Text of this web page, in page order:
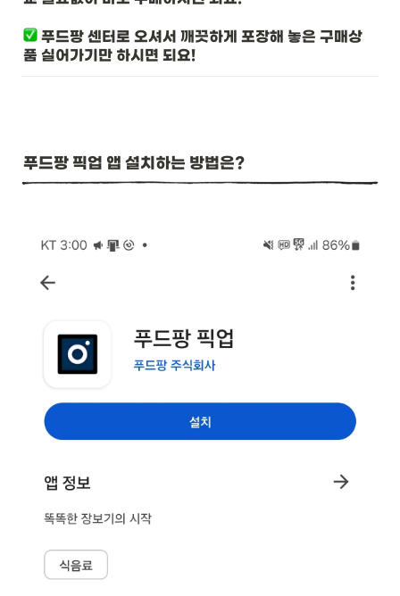
푸드팡 센터로 오셔서 깨끗하게 포장해 놓은 구매상
품 실어가기만 하시면 되요!
푸드팡 픽업 앱 설치하는 방법은?